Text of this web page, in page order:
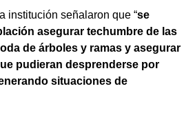
institución señalaron que “se
asegurar techumbre de las
de árboles y ramas y asegurar
pudieran desprenderse por
situaciones de